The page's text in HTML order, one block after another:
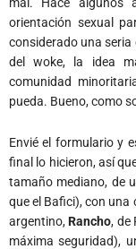
orientación sexual
considerado una seria
del woke, la idea
comunidad
pueda. Bueno, como
Envié el formulario y
final lo hicieron, así
tamaño mediano, de
que el Bafici), con
argentino,Rancho, de
máxima seguridad),